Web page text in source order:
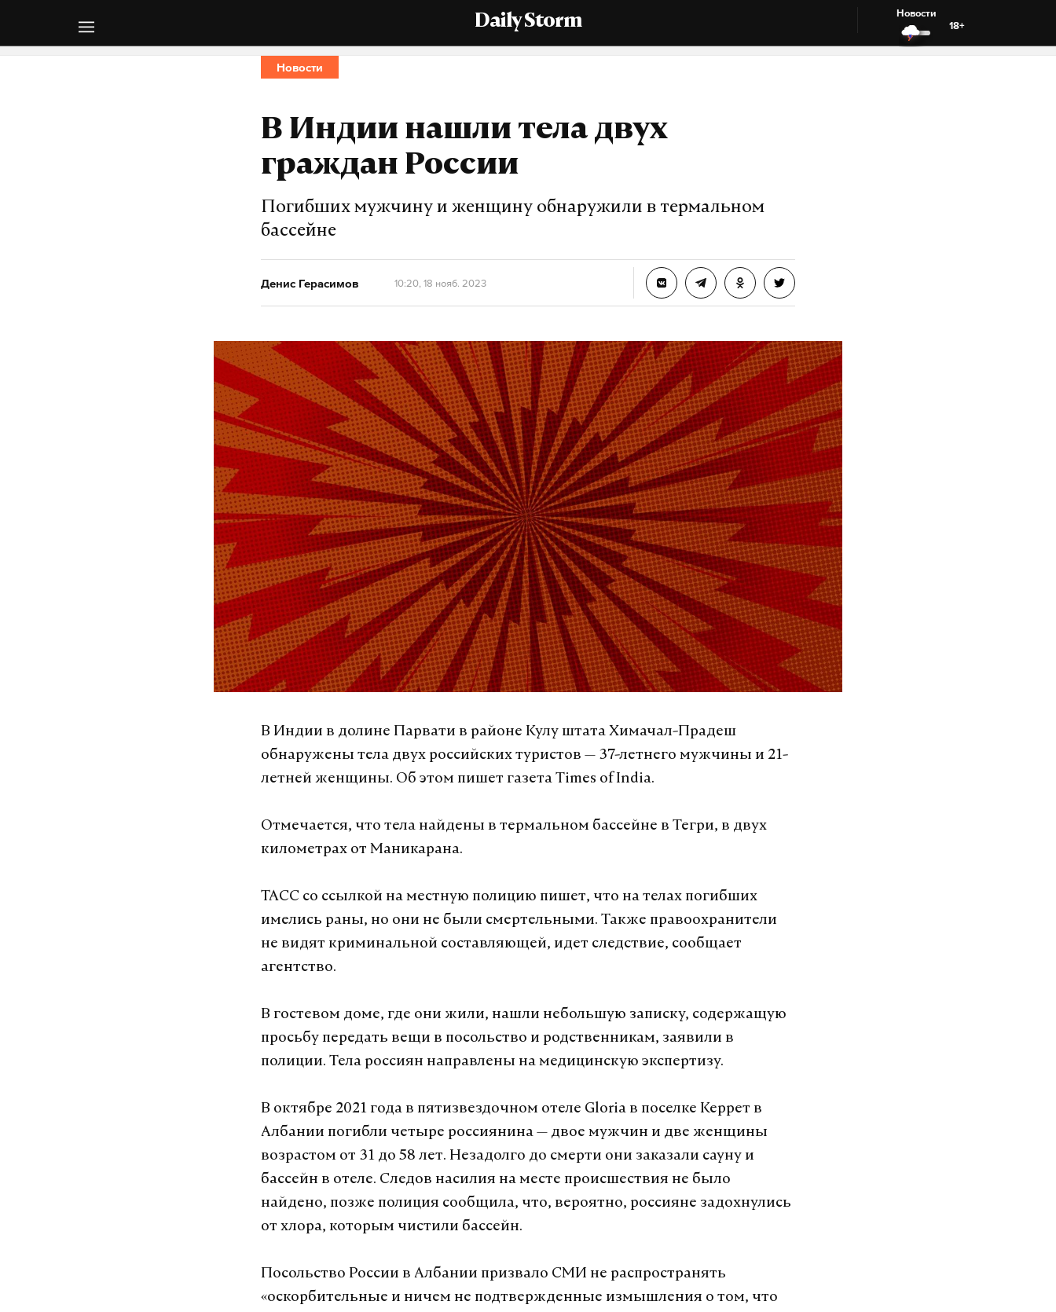
Daily Storm
Новости
18+
Новости
В Индии нашли тела двух
граждан России
Погибших мужчину и женщину обнаружили в термальном
бассейне
Денис Герасимов 10:20, 18 нояб. 2023
В Индии в долине Парвати в районе Кулу штата Химачал-Прадеш
обнаружены тела двух российских туристов — 37-летнего мужчины и 21-
летней женщины. Об этом пишет газета Times of India.
Отмечается, что тела найдены в термальном бассейне в Тегри, в двух
километрах от Маникарана.
ТАСС со ссылкой на местную полицию пишет, что на телах погибших
имелись раны, но они не были смертельными. Также правоохранители
не видят криминальной составляющей, идет следствие, сообщает
агентство.
В гостевом доме, где они жили, нашли небольшую записку, содержащую
просьбу передать вещи в посольство и родственникам, заявили в
полиции. Тела россиян направлены на медицинскую экспертизу.
В октябре 2021 года в пятизвездочном отеле Gloria в поселке Керрет в
Албании погибли четыре россиянина — двое мужчин и две женщины
возрастом от 31 до 58 лет. Незадолго до смерти они заказали сауну и
бассейн в отеле. Следов насилия на месте происшествия не было
найдено, позже полиция сообщила, что, вероятно, россияне задохнулись
от хлора, которым чистили бассейн.
Посольство России в Албании призвало СМИ не распространять
«оскорбительные и ничем не подтвержденные измышления о том, что